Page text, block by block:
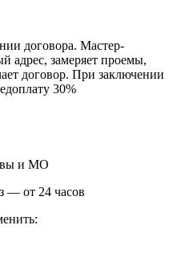
договора. Мастер-
адрес, замеряет проемы,
договор. При заключении
30%
и МО
— от 24 часов